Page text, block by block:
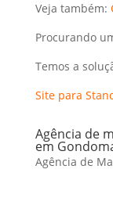
Veja também:
Procurando
Temos a
Site para
Agência de
em
Agência de